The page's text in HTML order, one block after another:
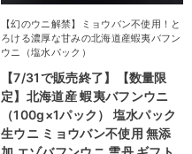
【幻のウニ解禁】ミョウバン不使用！と
ろける濃厚な甘みの北海道産蝦夷バフン
ウニ（塩水パック）
【7/31で販売終了】【数量限
定】北海道産 蝦夷バフンウニ
（100g×1パック） 塩水パック
生ウニ ミョウバン不使用 無添